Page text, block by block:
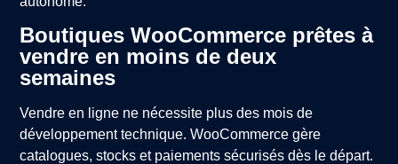
Boutiques WooCommerce prêtes à
vendre en moins de deux
semaines
Vendre en ligne ne nécessite plus des mois de
développement technique. WooCommerce gère
catalogues, stocks et paiements sécurisés dès le départ.